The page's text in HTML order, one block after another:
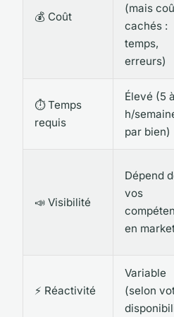
💰 Coût
(mais
cachés :
temps,
erreurs)
⏱ Temps
requis
Élevé (5
h/
par bien)
📣 Visibilité
Dépend
vos
en
⚡ Réactivité
Variable
(selon